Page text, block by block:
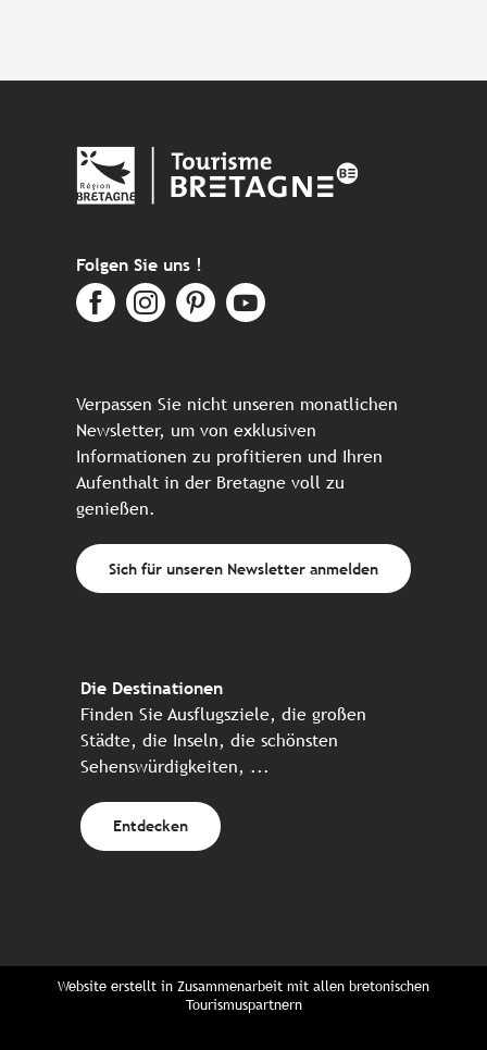
Folgen Sie uns !
Verpassen Sie nicht unseren monatlichen
Newsletter, um von exklusiven
Informationen zu profitieren und Ihren
Aufenthalt in der Bretagne voll zu
genießen.
Sich für unseren Newsletter anmelden
Die Destinationen
Finden Sie Ausflugsziele, die großen
Städte, die Inseln, die schönsten
Sehenswürdigkeiten, ...
Entdecken
Website erstellt in Zusammenarbeit mit allen bretonischen
Tourismuspartnern